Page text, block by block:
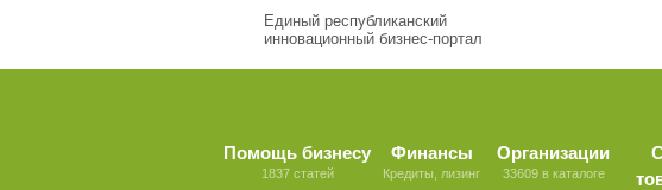
Единый республиканский
инновационный бизнес-портал
Помощь бизнесу
1837 статей
Финансы
Кредиты, лизинг
Организации
33609 в каталоге